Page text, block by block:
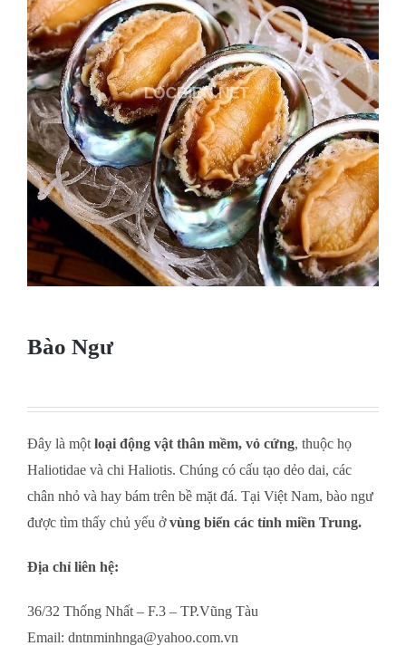
Bào Ngư
Đây là một loại động vật thân mềm, vỏ cứng, thuộc họ
Haliotidae và chi Haliotis. Chúng có cấu tạo dẻo dai, các
chân nhỏ và hay bám trên bề mặt đá. Tại Việt Nam, bào ngư
được tìm thấy chủ yếu ởvùng biển các tỉnh miền Trung.
Địa chỉ liên hệ:
36/32 Thống Nhất – F.3 – TP.Vũng Tàu
Email: dntnminhnga@yahoo.com.vn